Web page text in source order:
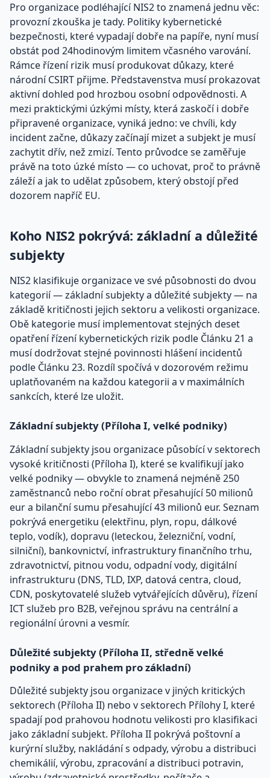
Pro organizace podléhající NIS2 to znamená jednu věc:
provozní zkouška je tady. Politiky kybernetické
bezpečnosti, které vypadají dobře na papíře, nyní musí
obstát pod 24hodinovým limitem včasného varování.
Rámce řízení rizik musí produkovat důkazy, které
národní CSIRT přijme. Představenstva musí prokazovat
aktivní dohled pod hrozbou osobní odpovědnosti. A
mezi praktickými úzkými místy, která zaskočí i dobře
připravené organizace, vyniká jedno: ve chvíli, kdy
incident začne, důkazy začínají mizet a subjekt je musí
zachytit dřív, než zmizí. Tento průvodce se zaměřuje
právě na toto úzké místo — co uchovat, proč to právně
záleží a jak to udělat způsobem, který obstojí před
dozorem napříč EU.
Koho NIS2 pokrývá: základní a důležité
subjekty
NIS2 klasifikuje organizace ve své působnosti do dvou
kategorií — základní subjekty a důležité subjekty — na
základě kritičnosti jejich sektoru a velikosti organizace.
Obě kategorie musí implementovat stejných deset
opatření řízení kybernetických rizik podle Článku 21 a
musí dodržovat stejné povinnosti hlášení incidentů
podle Článku 23. Rozdíl spočívá v dozorovém režimu
uplatňovaném na každou kategorii a v maximálních
sankcích, které lze uložit.
Základní subjekty (Příloha I, velké podniky)
Základní subjekty jsou organizace působící v sektorech
vysoké kritičnosti (Příloha I), které se kvalifikují jako
velké podniky — obvykle to znamená nejméně 250
zaměstnanců nebo roční obrat přesahující 50 milionů
eur a bilanční sumu přesahující 43 milionů eur. Seznam
pokrývá energetiku (elektřinu, plyn, ropu, dálkové
teplo, vodík), dopravu (leteckou, železniční, vodní,
silniční), bankovnictví, infrastruktury finančního trhu,
zdravotnictví, pitnou vodu, odpadní vody, digitální
infrastrukturu (DNS, TLD, IXP, datová centra, cloud,
CDN, poskytovatelé služeb vytvářejících důvěru), řízení
ICT služeb pro B2B, veřejnou správu na centrální a
regionální úrovni a vesmír.
Důležité subjekty (Příloha II, středně velké
podniky a pod prahem pro základní)
Důležité subjekty jsou organizace v jiných kritických
sektorech (Příloha II) nebo v sektorech Přílohy I, které
spadají pod prahovou hodnotu velikosti pro klasifikaci
jako základní subjekt. Příloha II pokrývá poštovní a
kurýrní služby, nakládání s odpady, výrobu a distribuci
chemikálií, výrobu, zpracování a distribuci potravin,